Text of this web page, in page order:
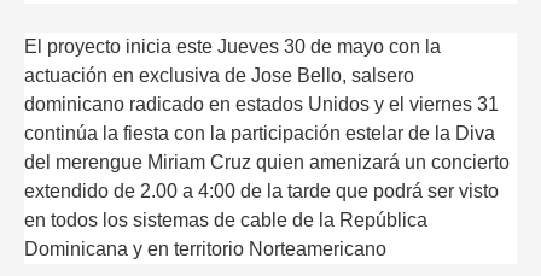
El proyecto inicia este Jueves 30 de mayo con la
actuación en exclusiva de Jose Bello, salsero
dominicano radicado en estados Unidos y el viernes 31
continúa la fiesta con la participación estelar de la Diva
del merengue Miriam Cruz quien amenizará un concierto
extendido de 2.00 a 4:00 de la tarde que podrá ser visto
en todos los sistemas de cable de la República
Dominicana y en territorio Norteamericano